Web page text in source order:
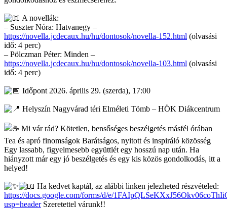
A novellák:
– Suszter Nóra: Hatvanegy –
https://novella.jcdecaux.hu/hu/dontosok/novella-152.html (olvasási
idő: 4 perc)
– Pölczman Péter: Minden –
https://novella.jcdecaux.hu/hu/dontosok/novella-103.html (olvasási
idő: 4 perc)
Időpont 2026. április 29. (szerda), 17:00
Helyszín Nagyvárad téri Elméleti Tömb – HÖK Diákcentrum
Mi vár rád? Kötetlen, bensőséges beszélgetés másfél órában
Tea és apró finomságok Barátságos, nyitott és inspiráló közösség
Egy lassabb, figyelmesebb együttlét egy hosszú nap után. Ha
hiányzott már egy jó beszélgetés és egy kis közös gondolkodás, itt a
helyed!
Ha kedvet kaptál, az alábbi linken jelezheted részvételed:
https://docs.google.com/forms/d/e/
usp=headerSzeretettel várunk!!